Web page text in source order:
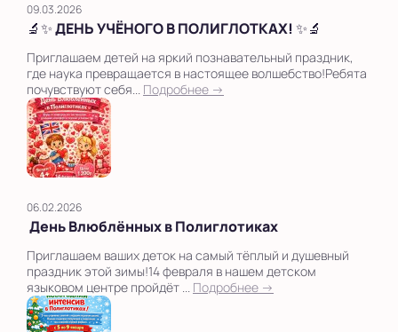
09.03.2026
🔬✨ ДЕНЬ УЧЁНОГО В ПОЛИГЛОТКАХ! ✨🔬
Приглашаем детей на яркий познавательный праздник,
где наука превращается в настоящее волшебство!Ребята
почувствуют себя... Подробнее →
06.02.2026
День Влюблённых в Полиглотиках
Приглашаем ваших деток на самый тёплый и душевный
праздник этой зимы!14 февраля в нашем детском
языковом центре пройдёт ... Подробнее →